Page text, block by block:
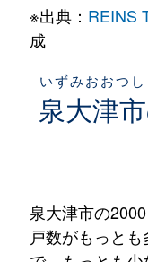
※出典： REINS
成
泉大津市
いずみおおつし
泉大津市の
戸数がもっと